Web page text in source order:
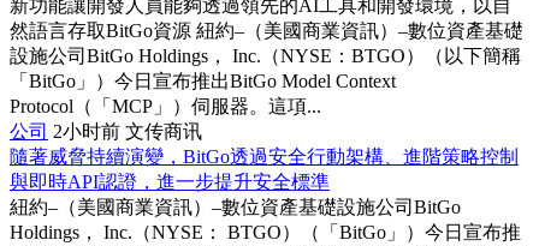
新功能讓開發人員能夠透過領先的AI工具和開發環境，以自
然語言存取BitGo資源 紐約–（美國商業資訊）–數位資產基礎
設施公司BitGo Holdings， Inc.（NYSE：BTGO）（以下簡稱
「BitGo」）今日宣布推出BitGo Model Context
Protocol（「MCP」）伺服器。這項...
公司 2小时前 文传商讯
隨著威脅持續演變，BitGo透過安全行動架構、進階策略控制
與即時API認證，進一步提升安全標準
紐約–（美國商業資訊）–數位資產基礎設施公司BitGo
Holdings， Inc.（NYSE： BTGO）（「BitGo」）今日宣布推